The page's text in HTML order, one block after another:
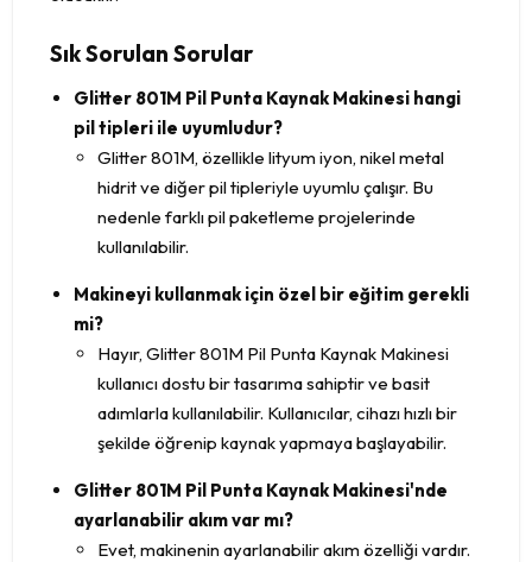
Sık Sorulan Sorular
Glitter 801M Pil Punta Kaynak Makinesi hangi
pil tipleri ile uyumludur?
Glitter 801M, özellikle lityum iyon, nikel metal
hidrit ve diğer pil tipleriyle uyumlu çalışır. Bu
nedenle farklı pil paketleme projelerinde
kullanılabilir.
Makineyi kullanmak için özel bir eğitim gerekli
mi?
Hayır, Glitter 801M Pil Punta Kaynak Makinesi
kullanıcı dostu bir tasarıma sahiptir ve basit
adımlarla kullanılabilir. Kullanıcılar, cihazı hızlı bir
şekilde öğrenip kaynak yapmaya başlayabilir.
Glitter 801M Pil Punta Kaynak Makinesi'nde
ayarlanabilir akım var mı?
Evet, makinenin ayarlanabilir akım özelliği vardır.